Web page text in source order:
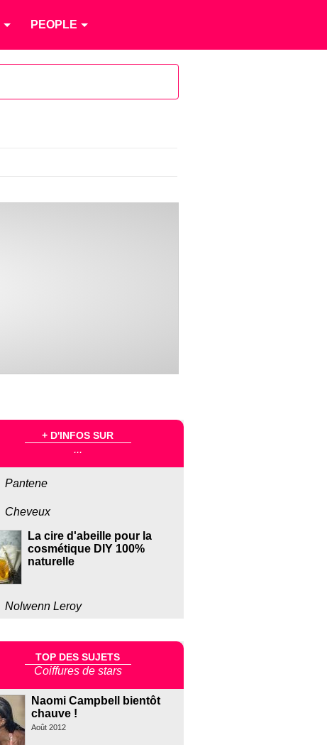
PEOPLE
+ D'INFOS SUR
...
Pantene
Cheveux
La cire d'abeille pour la
cosmétique DIY 100%
naturelle
Nolwenn Leroy
TOP DES SUJETS
Coiffures de stars
Naomi Campbell bientôt
chauve !
Août 2012